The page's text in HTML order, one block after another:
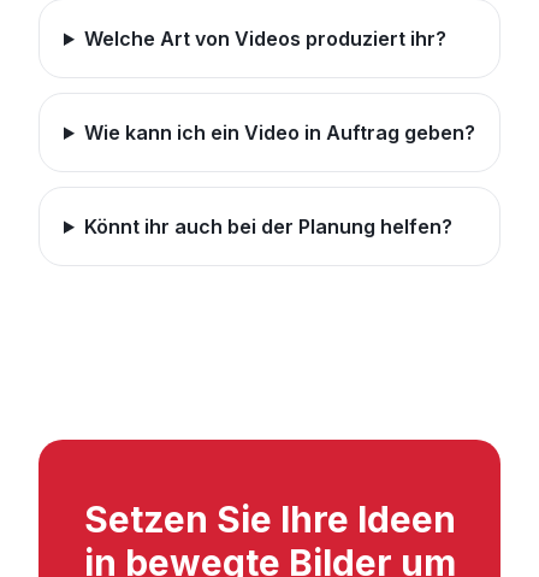
Welche Art von Videos produziert ihr?
Wie kann ich ein Video in Auftrag geben?
Könnt ihr auch bei der Planung helfen?
Setzen Sie Ihre Ideen
in bewegte Bilder um